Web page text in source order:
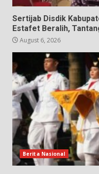
Sertijab Disdik
Estafet Beralih,
August 6, 2026
Berita Nasional